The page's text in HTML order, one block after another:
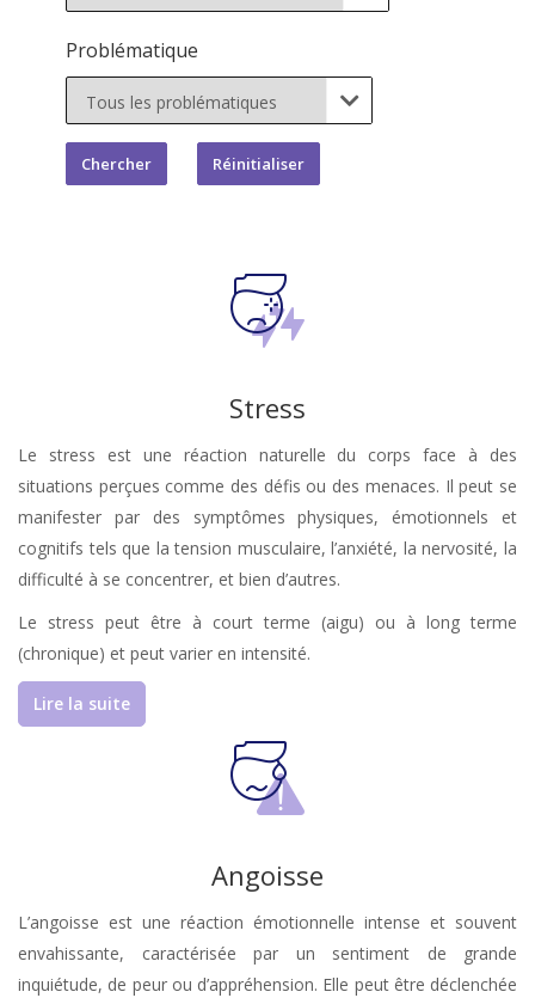
Problématique

Stress
Le stress est une réaction naturelle du corps face à des
situations perçues comme des défis ou des menaces. Il peut se
manifester par des symptômes physiques, émotionnels et
cognitifs tels que la tension musculaire, l’anxiété, la nervosité, la
difficulté à se concentrer, et bien d’autres.
Le stress peut être à court terme (aigu) ou à long terme
(chronique) et peut varier en intensité.
Lire la suite
Angoisse
L’angoisse est une réaction émotionnelle intense et souvent
envahissante, caractérisée par un sentiment de grande
inquiétude, de peur ou d’appréhension. Elle peut être déclenchée